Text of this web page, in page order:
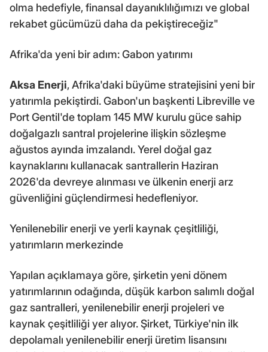
olma hedefiyle, finansal dayanıklılığımızı ve global
rekabet gücümüzü daha da pekiştireceğiz"
Afrika'da yeni bir adım: Gabon yatırımı
Aksa Enerji, Afrika'daki büyüme stratejisini yeni bir
yatırımla pekiştirdi. Gabon'un başkenti Libreville ve
Port Gentil'de toplam 145 MW kurulu güce sahip
doğalgazlı santral projelerine ilişkin sözleşme
ağustos ayında imzalandı. Yerel doğal gaz
kaynaklarını kullanacak santrallerin Haziran
2026'da devreye alınması ve ülkenin enerji arz
güvenliğini güçlendirmesi hedefleniyor.
Yenilenebilir enerji ve yerli kaynak çeşitliliği,
yatırımların merkezinde
Yapılan açıklamaya göre, şirketin yeni dönem
yatırımlarının odağında, düşük karbon salımlı doğal
gaz santralleri, yenilenebilir enerji projeleri ve
kaynak çeşitliliği yer alıyor. Şirket, Türkiye'nin ilk
depolamalı yenilenebilir enerji üretim lisansını